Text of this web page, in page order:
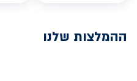
ההמלצות שלנו